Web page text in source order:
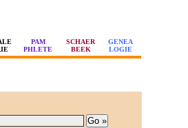
PAM
PHLETE
SCHAER
BEEK
GENEA
LOGIE